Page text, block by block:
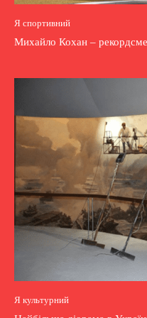
Я спортивний
Михайло Кохан –
Я культурний